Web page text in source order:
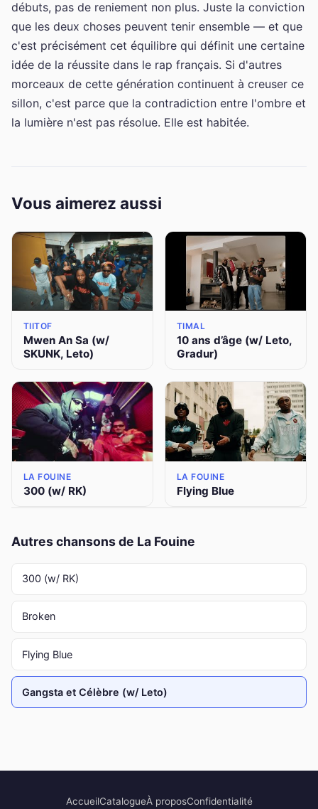
débuts, pas de reniement non plus. Juste la conviction
que les deux choses peuvent tenir ensemble — et que
c'est précisément cet équilibre qui définit une certaine
idée de la réussite dans le rap français. Si d'autres
morceaux de cette génération continuent à creuser ce
sillon, c'est parce que la contradiction entre l'ombre et
la lumière n'est pas résolue. Elle est habitée.
Vous aimerez aussi
TIITOF
Mwen An Sa (w/
SKUNK, Leto)
TIMAL
10 ans d’âge (w/ Leto,
Gradur)
LA FOUINE
300 (w/ RK)
LA FOUINE
Flying Blue
Autres chansons de La Fouine
300 (w/ RK)
Broken
Flying Blue
Gangsta et Célèbre (w/ Leto)
AccueilCatalogueÀ proposConfidentialité